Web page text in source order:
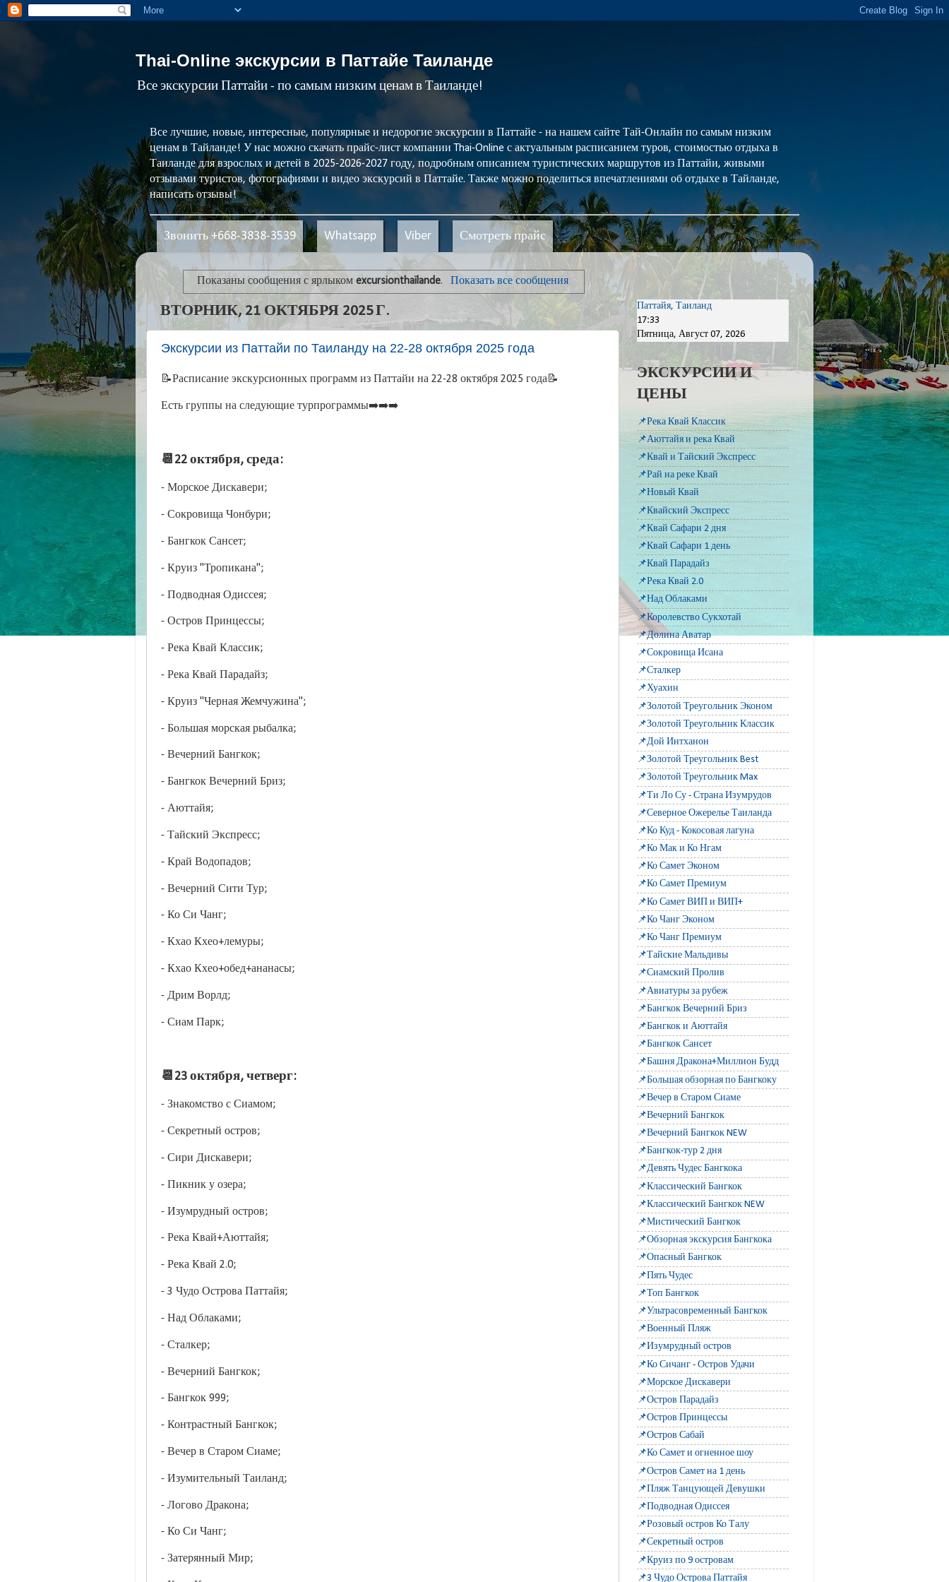
Thai-Online экскурсии в Паттайе Таиланде
Все экскурсии Паттайи - по самым низким ценам в Таиланде!
Все лучшие, новые, интересные, популярные и недорогие экскурсии в Паттайе - на нашем сайте Тай-Онлайн по самым низким
ценам в Тайланде! У нас можно скачать прайс-лист компании Thai-Online с актуальным расписанием туров, стоимостью отдыха в
Таиланде для взрослых и детей в 2025-2026-2027 году, подробным описанием туристических маршрутов из Паттайи, живыми
отзывами туристов, фотографиями и видео экскурсий в Паттайе. Также можно поделиться впечатлениями об отдыхе в Тайланде,
написать отзывы!
Звонить +668-3838-3539 Whatsapp Viber Смотреть прайс
Показаны сообщения с ярлыкомexcursionthaïlande. Показать все сообщения
ВТОРНИК, 21 ОКТЯБРЯ 2025 Г.
Экскурсии из Паттайи по Таиланду на 22-28 октября 2025 года
📝Расписание экскурсионных программ из Паттайи на 22-28 октября 2025 года📝
Есть группы на следующие турпрограммы➡️➡️➡️
📆22 октября, среда:
- Морское Дискавери;
- Сокровища Чонбури;
- Бангкок Сансет;
- Круиз "Тропикана";
- Подводная Одиссея;
- Остров Принцессы;
- Река Квай Классик;
- Река Квай Парадайз;
- Круиз "Черная Жемчужина";
- Большая морская рыбалка;
- Вечерний Бангкок;
- Бангкок Вечерний Бриз;
- Аюттайя;
- Тайский Экспресс;
- Край Водопадов;
- Вечерний Сити Тур;
- Ко Си Чанг;
- Кхао Кхео+лемуры;
- Кхао Кхео+обед+ананасы;
- Дрим Ворлд;
- Сиам Парк;
📆23 октября, четверг:
- Знакомство с Сиамом;
- Секретный остров;
- Сири Дискавери;
- Пикник у озера;
- Изумрудный остров;
- Река Квай+Аюттайя;
- Река Квай 2.0;
- 3 Чудо Острова Паттайя;
- Над Облаками;
- Сталкер;
- Вечерний Бангкок;
- Бангкок 999;
- Контрастный Бангкок;
- Вечер в Старом Сиаме;
- Изумительный Таиланд;
- Логово Дракона;
- Ко Си Чанг;
- Затерянный Мир;
Паттайя, Таиланд
17:33
Пятница, Август 07, 2026
ЭКСКУРСИИ И
ЦЕНЫ
📌Река Квай Классик
📌Аюттайя и река Квай
📌Квай и Тайский Экспресс
📌Рай на реке Квай
📌Новый Квай
📌Квайский Экспресс
📌Квай Сафари 2 дня
📌Квай Сафари 1 день
📌Квай Парадайз
📌Река Квай 2.0
📌Над Облаками
📌Королевство Сукхотай
📌Долина Аватар
📌Сокровища Исана
📌Сталкер
📌Хуахин
📌Золотой Треугольник Эконом
📌Золотой Треугольник Классик
📌Дой Интханон
📌Золотой Треугольник Best
📌Золотой Треугольник Max
📌Ти Ло Су - Страна Изумрудов
📌Северное Ожерелье Таиланда
📌Ко Куд - Кокосовая лагуна
📌Ко Мак и Ко Нгам
📌Ко Самет Эконом
📌Ко Самет Премиум
📌Ко Самет ВИП и ВИП+
📌Ко Чанг Эконом
📌Ко Чанг Премиум
📌Тайские Мальдивы
📌Сиамский Пролив
📌Авиатуры за рубеж
📌Бангкок Вечерний Бриз
📌Бангкок и Аюттайя
📌Бангкок Сансет
📌Башня Дракона+Миллион Будд
📌Большая обзорная по Бангкоку
📌Вечер в Старом Сиаме
📌Вечерний Бангкок
📌Вечерний Бангкок NEW
📌Бангкок-тур 2 дня
📌Девять Чудес Бангкока
📌Классический Бангкок
📌Классический Бангкок NEW
📌Мистический Бангкок
📌Обзорная экскурсия Бангкока
📌Опасный Бангкок
📌Пять Чудес
📌Топ Бангкок
📌Ультрасовременный Бангкок
📌Военный Пляж
📌Изумрудный остров
📌Ко Сичанг - Остров Удачи
📌Морское Дискавери
📌Остров Парадайз
📌Остров Принцессы
📌Остров Сабай
📌Ко Самет и огненное шоу
📌Остров Самет на 1 день
📌Пляж Танцующей Девушки
📌Подводная Одиссея
📌Розовый остров Ко Талу
📌Секретный остров
📌Круиз по 9 островам
📌3 Чудо Острова Паттайя